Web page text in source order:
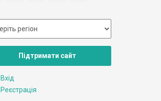
Підтримати сайт
Вхід
Реєстрація